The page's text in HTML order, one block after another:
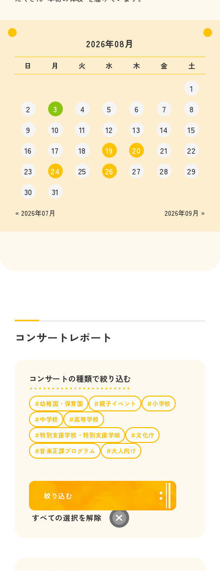
2026年08月
日 月 火 水 木 金 土
« 2026年07月 2026年09月 »
1
2
3 4 5 6 7
8
9
10 11 12 13 14
15
16
17 18 19 20 21
22
23
24 25 26 27 28
29
30
31
コンサートレポート
コンサートの種類で絞り込む
幼稚園・保育園 親子イベント
小学校
中学校
高等学校
特別支援学校・特別支援学級
文化庁
音楽正課プログラム
大人向け
絞り込む
すべての選択を解除